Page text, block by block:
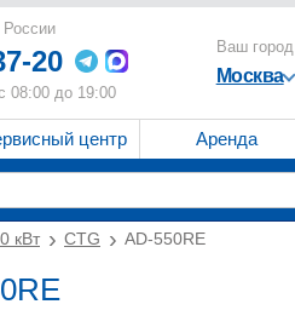
России
20
08:00 до 19:00
Ваш город
Москва
центр Аренда
кВт CTG AD-550RE